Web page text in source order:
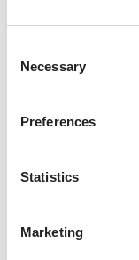
Selection
Necessary
Preferences
Statistics
Marketing